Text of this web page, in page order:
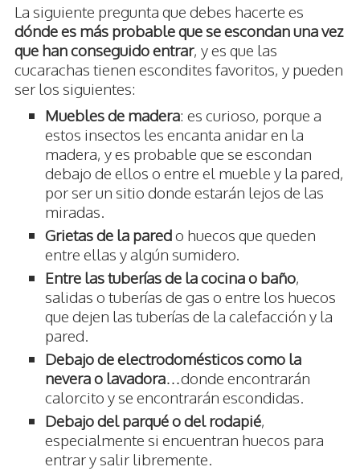
La siguiente pregunta que debes hacerte es
dónde es más probable que se escondan una vez
que han conseguido entrar, y es que las
cucarachas tienen escondites favoritos, y pueden
ser los siguientes:
Muebles de madera: es curioso, porque a
estos insectos les encanta anidar en la
madera, y es probable que se escondan
debajo de ellos o entre el mueble y la pared,
por ser un sitio donde estarán lejos de las
miradas.
Grietas de la paredo huecos que queden
entre ellas y algún sumidero.
Entre las tuberías de la cocina o baño,
salidas o tuberías de gas o entre los huecos
que dejen las tuberías de la calefacción y la
pared.
Debajo de electrodomésticos como la
nevera o lavadora …donde encontrarán
calorcito y se encontrarán escondidas.
Debajo del parqué o del rodapié,
especialmente si encuentran huecos para
entrar y salir libremente.